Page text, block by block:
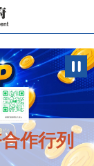
作行列